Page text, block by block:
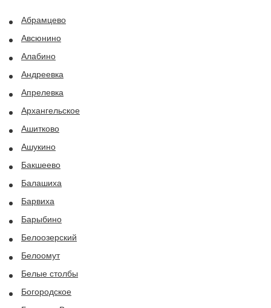
Абрамцево
Авсюнино
Алабино
Андреевка
Апрелевка
Архангельское
Ашитково
Ашукино
Бакшеево
Балашиха
Барвиха
Барыбино
Белоозерский
Белоомут
Белые столбы
Богородское